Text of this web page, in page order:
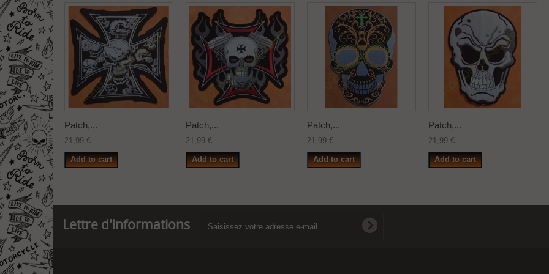
Patch,...
21,99 €
Add to cart
Patch,...
21,99 €
Add to cart
Patch,...
21,99 €
Add to cart
Patch,...
21,99 €
Add to cart
Lettre d'informations